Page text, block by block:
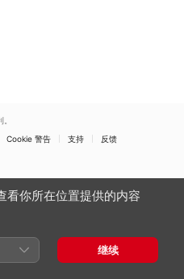
Cookie 警告 支持 反馈
看你所在位置提供的内容
继续